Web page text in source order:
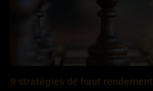
9 stratégies de haut rendement